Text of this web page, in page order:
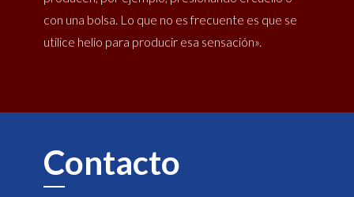
con una bolsa. Lo que no es frecuente es que se
utilice helio para producir esa sensación».
Contacto